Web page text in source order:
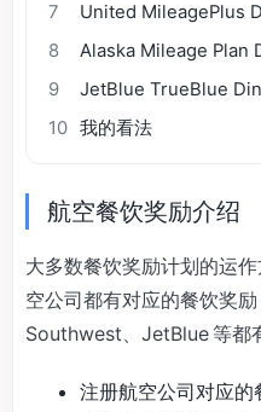
7
United MileagePlus
8
Alaska Mileage Plan
9
JetBlue TrueBlue
10 我的看法
航空餐饮奖励介绍
大多数餐饮奖励计划的运
空公司都有对应的餐饮奖
Southwest、JetBlue 等都
注册航空公司对应的